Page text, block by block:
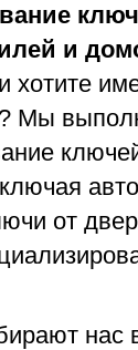
и
хотите
Мы
от
нас